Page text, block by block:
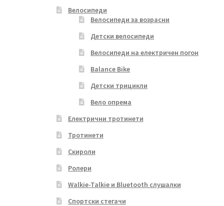
Велосипеди
Велосипеди за возрасни
Детски велосипеди
Велосипеди на електричен погон
Balance Bike
Детски трицикли
Вело опрема
Електрични тротинети
Тротинети
Скироли
Ролери
Walkie-Talkie и Bluetooth слушалки
Спортски стегачи